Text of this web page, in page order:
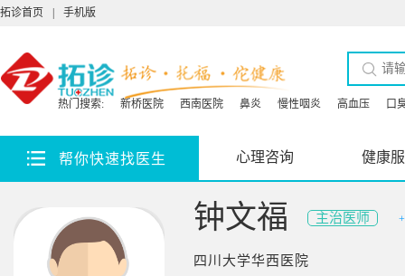
拓诊首页 手机版
热门搜索: 新桥医院 西南医院 鼻炎 慢性咽炎 高血压 口
帮你快速找医生 心理咨询 健康
钟文福 主治医师
四川大学华西医院